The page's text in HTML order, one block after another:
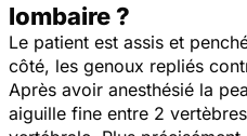
lombaire ?
Le patient est assis et
côté, les genoux repliés
Après avoir anesthésié la
aiguille fine entre 2